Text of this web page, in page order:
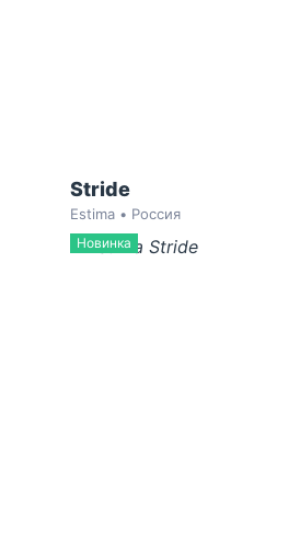
Stride
Estima • Россия
Новинка